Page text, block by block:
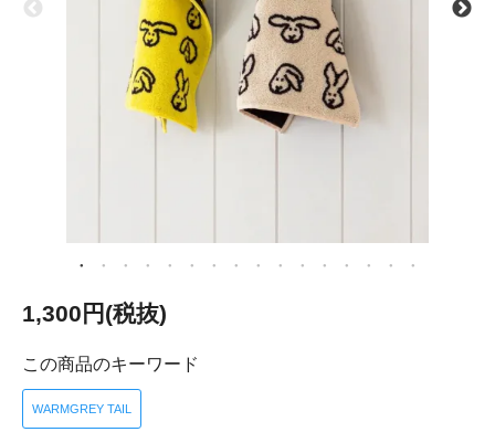
1,300円(税抜)
この商品のキーワード
WARMGREY TAIL